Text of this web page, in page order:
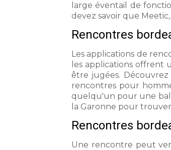
large éventail de
devez savoir que
Rencontres
Les applications de
les applications offrent
être jugées.
rencontres pour
quelqu'un pour une
la Garonne pour
Rencontres
Une rencontre peut